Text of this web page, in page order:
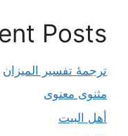
Posts
ترجمۀ تفسیر المیزان
مثنوی معنوی
أهل البيت